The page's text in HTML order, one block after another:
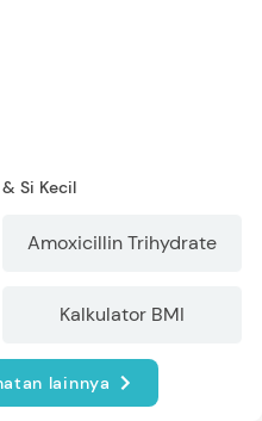
Si Kecil
Amoxicillin Trihydrate
Kalkulator BMI
lainnya